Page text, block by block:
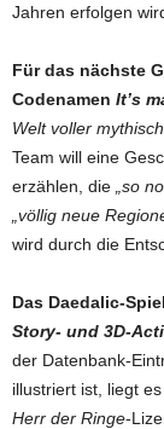
Jahren erfolgen
Für das nächste
Codenamen It’s
Welt voller
Team will eine
erzählen, die „so
„völlig neue
wird durch die
Das Daedalic-
Story- und 3D-
der Datenbank-
illustriert ist, liegt
Herr der Ringe-